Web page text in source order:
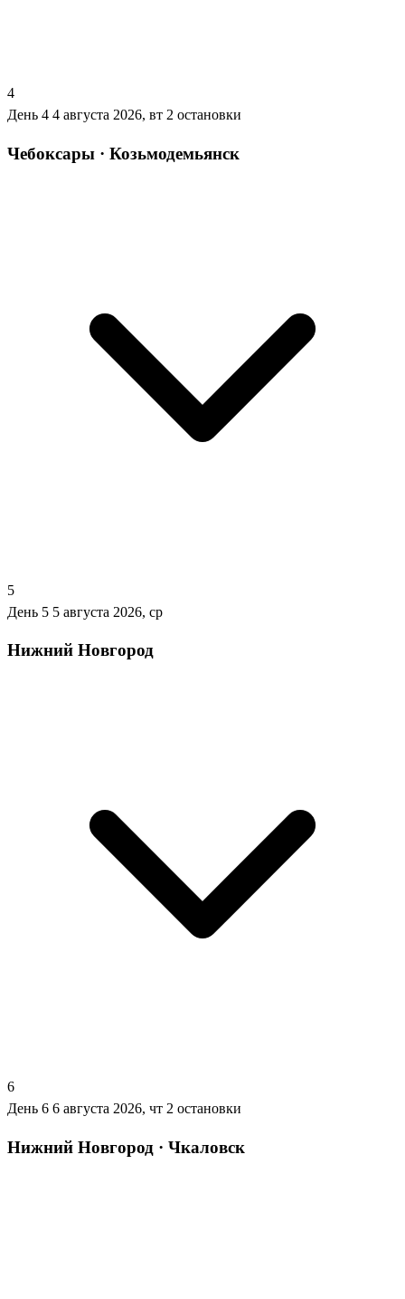
4
День 4 4 августа 2026, вт 2 остановки
Чебоксары · Козьмодемьянск
5
День 5 5 августа 2026, ср
Нижний Новгород
6
День 6 6 августа 2026, чт 2 остановки
Нижний Новгород · Чкаловск